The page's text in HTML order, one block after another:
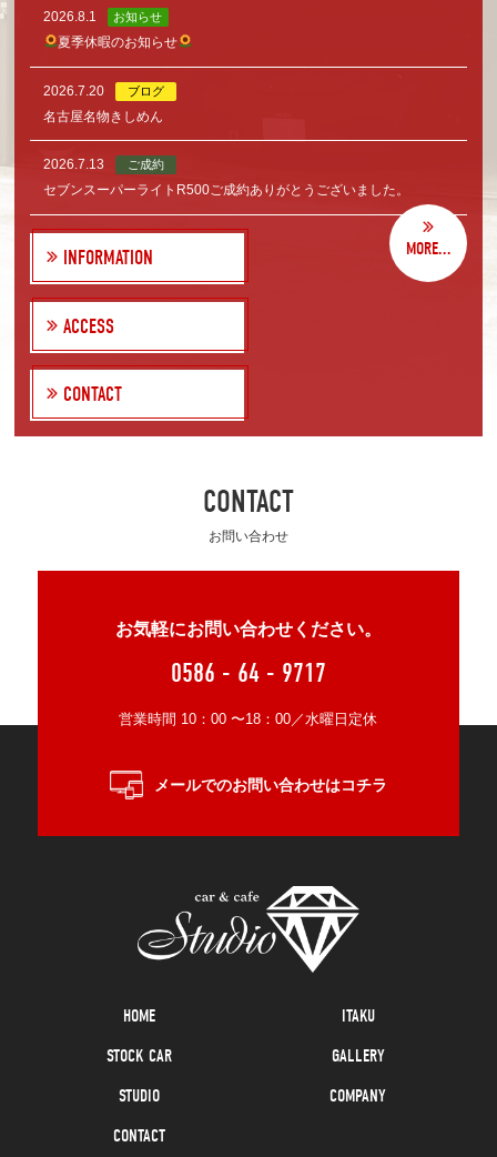
2026.8.1 お知らせ
夏季休暇のお知らせ
2026.7.20 ブログ
名古屋名物きしめん
2026.7.13 ご成約
セブンスーパーライトR500ご成約ありがとうございました。
MORE...
INFORMATION
ACCESS
CONTACT
CONTACT
お問い合わせ
お気軽にお問い合わせください。
0586 - 64 - 9717
営業時間 10：00 〜18：00／水曜日定休
メールでのお問い合わせはコチラ
HOME
ITAKU
STOCK CAR
GALLERY
STUDIO
COMPANY
CONTACT